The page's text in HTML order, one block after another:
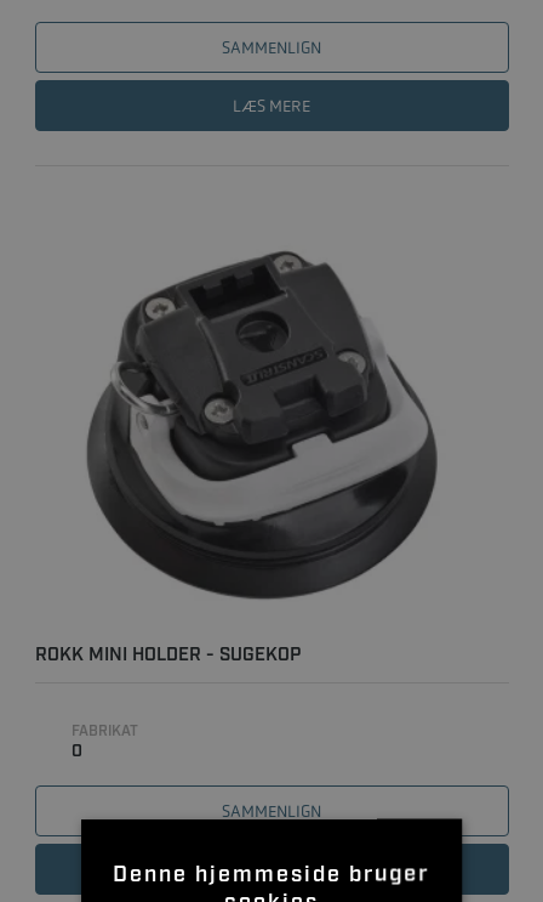
SAMMENLIGN
LÆS MERE
ROKK MINI HOLDER - SUGEKOP
FABRIKAT
0
SAMMENLIGN
LÆS MERE
Denne hjemmeside bruger